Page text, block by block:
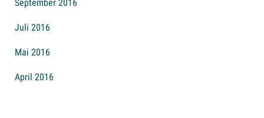
September 2016
Juli 2016
Mai 2016
April 2016